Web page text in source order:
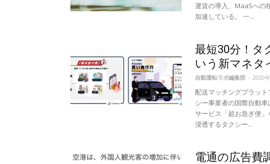
運賃の導入、MaaSへの
加速している。 一...
最短30分！タ
いう新マネタ
自動運転ラボ編集部 - 2020
配送マッチングプラッ
シー事業者の国際自動
サービス「超お急ぎ便
浸透するタクシー...
電通の広告費